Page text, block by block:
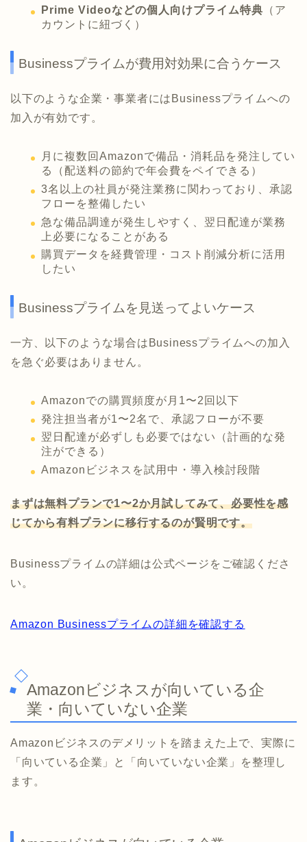
Prime Videoなどの個人向けプライム特典 （ア
カウントに紐づく）
Businessプライムが費用対効果に合うケース
以下のような企業・事業者にはBusinessプライムへの
加入が有効です。
月に複数回Amazonで備品・消耗品を発注してい
る（配送料の節約で年会費をペイできる）
3名以上の社員が発注業務に関わっており、承認
フローを整備したい
急な備品調達が発生しやすく、翌日配達が業務
上必要になることがある
購買データを経費管理・コスト削減分析に活用
したい
Businessプライムを見送ってよいケース
一方、以下のような場合はBusinessプライムへの加入
を急ぐ必要はありません。
Amazonでの購買頻度が月1〜2回以下
発注担当者が1〜2名で、承認フローが不要
翌日配達が必ずしも必要ではない（計画的な発
注ができる）
Amazonビジネスを試用中・導入検討段階
まずは無料プランで1〜2か月試してみて、必要性を感
じてから有料プランに移行するのが賢明です。
Businessプライムの詳細は公式ページをご確認くださ
い。
Amazon Businessプライムの詳細を確認する
Amazonビジネスが向いている企
業・向いていない企業
Amazonビジネスのデメリットを踏まえた上で、実際に
「向いている企業」と「向いていない企業」を整理し
ます。